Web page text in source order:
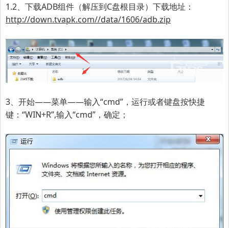
1.2、下载ADB组件（解压到C盘根目录）下载地址：
http://down.tvapk.com//data/1606/adb.zip
3、开始——菜单——输入“cmd”，运行或者键盘按快捷
键：“WIN+R”,输入“cmd”，确定；